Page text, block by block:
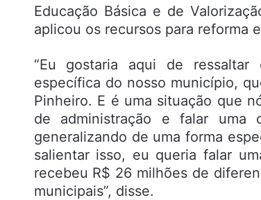
Educação Básica e de
aplicou os recursos para reforma
“Eu gostaria aqui de ressaltar
específica do nosso município,
Pinheiro. E é uma situação que
de administração e falar uma
generalizando de uma forma
salientar isso, eu queria falar
recebeu R$ 26 milhões de
municipais”, disse.